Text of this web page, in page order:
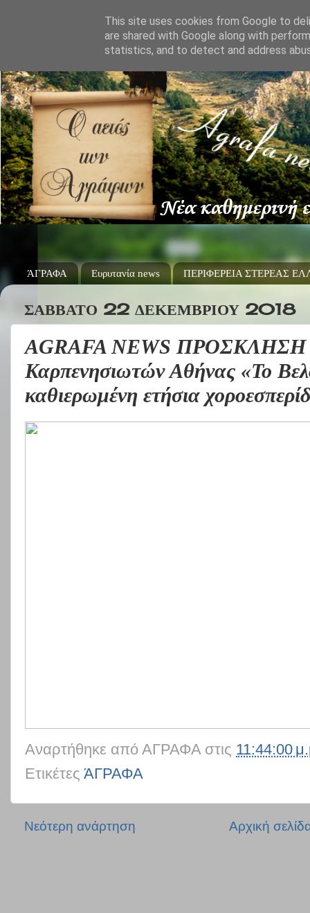
ΆΓΡΑΦΑ Ευρυτανία news ΠΕΡΙΦΕΡΕΙΑ ΣΤΕΡΕΑΣ
ΣΆΒΒΑΤΟ 22 ΔΕΚΕΜΒΡΊΟΥ 2018
AGRAFA NEWS ΠΡΟΣΚΛΗΣΗ
Καρπενησιωτών Αθήνας «Το
καθιερωμένη ετήσια
Αναρτήθηκε από ΑΓΡΑΦΑ στις 11:44:00
Ετικέτες ΆΓΡΑΦΑ
Νεότερη ανάρτηση Αρχική
This site uses cookies from Google to
are shared with Google along with
statistics, and to detect and address